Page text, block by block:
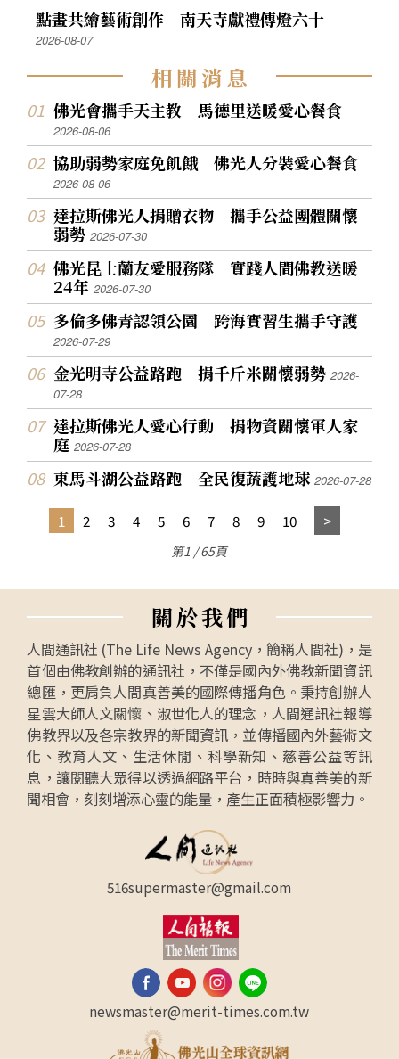
點畫共繪藝術創作 南天寺獻禮傳燈六十
2026-08-07
相關消息
佛光會攜手天主教 馬德里送暖愛心餐食
2026-08-06
協助弱勢家庭免飢餓 佛光人分裝愛心餐食
2026-08-06
達拉斯佛光人捐贈衣物 攜手公益團體關懷
弱勢2026-07-30
佛光昆士蘭友愛服務隊 實踐人間佛教送暖
24年2026-07-30
多倫多佛青認領公園 跨海實習生攜手守護
2026-07-29
金光明寺公益路跑 捐千斤米關懷弱勢2026-
07-28
達拉斯佛光人愛心行動 捐物資關懷軍人家
庭2026-07-28
東馬斗湖公益路跑 全民復蔬護地球2026-07-28
1 2 3 4 5 6 7 8 9 10
第1 / 65頁
關於我們
人間通訊社 (The Life News Agency，簡稱人間社)，是
首個由佛教創辦的通訊社，不僅是國內外佛教新聞資訊
總匯，更肩負人間真善美的國際傳播角色。秉持創辦人
星雲大師人文關懷、淑世化人的理念，人間通訊社報導
佛教界以及各宗教界的新聞資訊，並傳播國內外藝術文
化、教育人文、生活休閒、科學新知、慈善公益等訊
息，讓閱聽大眾得以透過網路平台，時時與真善美的新
聞相會，刻刻增添心靈的能量，產生正面積極影響力。
516supermaster@gmail.com
newsmaster@merit-times.com.tw